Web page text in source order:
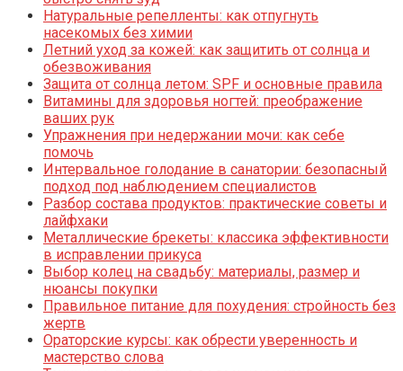
Натуральные репелленты: как отпугнуть
насекомых без химии
Летний уход за кожей: как защитить от солнца и
обезвоживания
Защита от солнца летом: SPF и основные правила
Витамины для здоровья ногтей: преображение
ваших рук
Упражнения при недержании мочи: как себе
помочь
Интервальное голодание в санатории: безопасный
подход под наблюдением специалистов
Разбор состава продуктов: практические советы и
лайфхаки
Металлические брекеты: классика эффективности
в исправлении прикуса
Выбор колец на свадьбу: материалы, размер и
нюансы покупки
Правильное питание для похудения: стройность без
жертв
Ораторские курсы: как обрести уверенность и
мастерство слова